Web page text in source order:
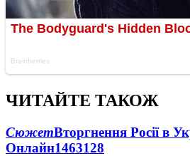
ЧИТАЙТЕ ТАКОЖ
СюжетВторгнення Росії в
Онлайн1463128